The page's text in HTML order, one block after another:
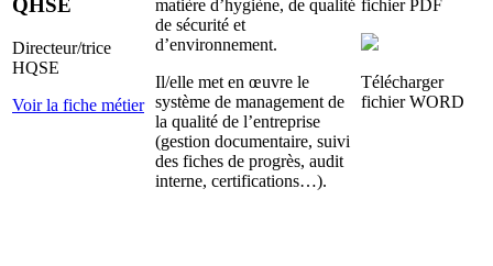
QHSE
Directeur/trice
HQSE
Voir la fiche métier
matière d’hygiène, de qualité
de sécurité et
d’environnement.
Il/elle met en œuvre le
système de management de
la qualité de l’entreprise
(gestion documentaire, suivi
des fiches de progrès, audit
interne, certifications…).
fichierPDF
Télécharger
fichierWORD